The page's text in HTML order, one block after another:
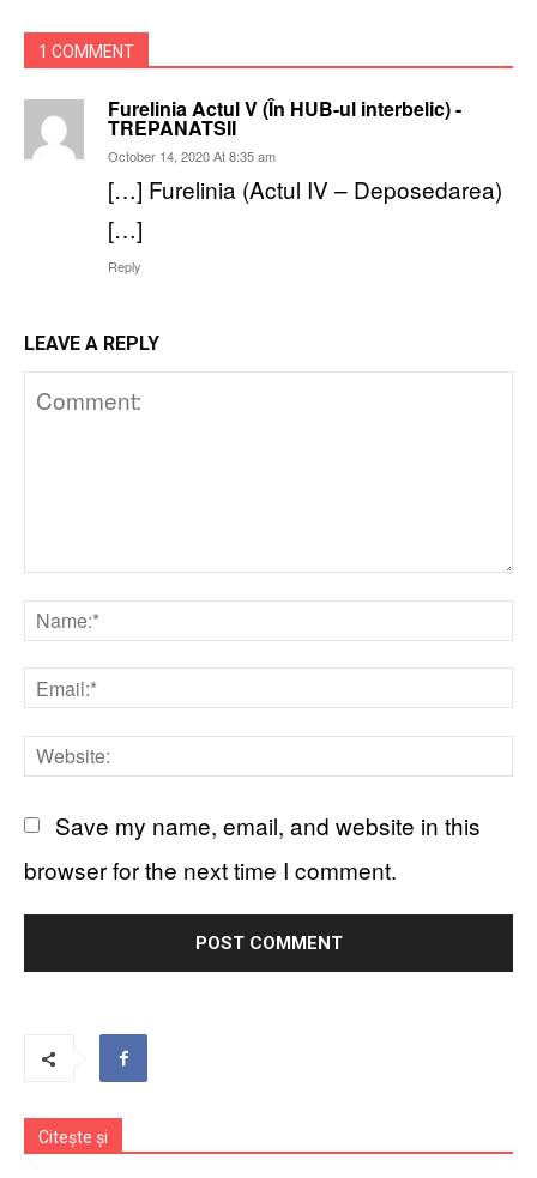
1 COMMENT
Furelinia Actul V (În HUB-ul interbelic) -
TREPANATSII
October 14, 2020 At 8:35 am
[…] Furelinia (Actul IV – Deposedarea)
[…]
Reply
LEAVE A REPLY
Comment:
Save my name, email, and website in this
browser for the next time I comment.
Citește și